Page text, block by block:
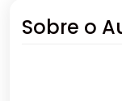
Sobre o